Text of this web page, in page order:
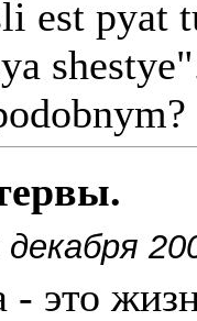
est pyat
- это